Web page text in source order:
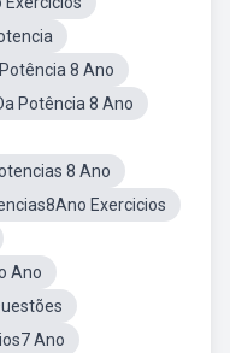
8 Ano
Potência 8 Ano
8 Ano
Exercicios
Ano
Ano